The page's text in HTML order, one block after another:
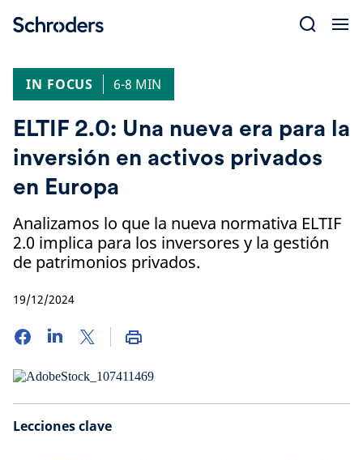
IN FOCUS
6-8 MIN
ELTIF 2.0: Una nueva era para la
inversión en activos privados
en Europa
Analizamos lo que la nueva normativa ELTIF
2.0 implica para los inversores y la gestión
de patrimonios privados.
19/12/2024
Lecciones clave